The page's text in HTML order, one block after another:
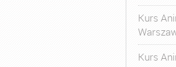
Kurs
Kurs